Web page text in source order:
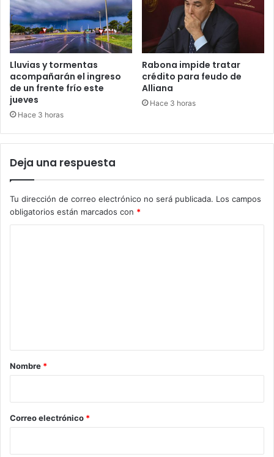
Lluvias y tormentas
acompañarán el ingreso
de un frente frío este
jueves
Hace 3 horas
Rabona impide tratar
crédito para feudo de
Alliana
Hace 3 horas
Deja una respuesta
Tu dirección de correo electrónico no será publicada. Los campos
obligatorios están marcados con *
r
*
Nombre *
Correo electrónico *